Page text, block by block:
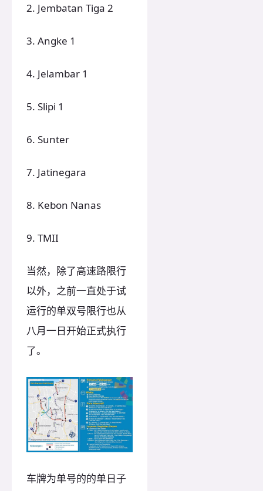
2. Jembatan Tiga 2
3. Angke 1
4. Jelambar 1
5. Slipi 1
6. Sunter
7. Jatinegara
8. Kebon Nanas
9. TMII
当然，除了高速路限行
以外，之前一直处于试
运行的单双号限行也从
八月一日开始正式执行
了。
车牌为单号的的单日子